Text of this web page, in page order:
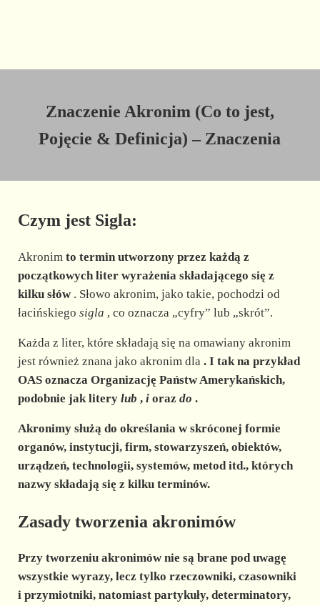
Znaczenie Akronim (Co to jest,
Pojęcie & Definicja) – Znaczenia
Czym jest Sigla:
Akronim to termin utworzony przez każdą z
początkowych liter wyrażenia składającego się z
kilku słów. Słowo akronim, jako takie, pochodzi od
łacińskiego sigla , co oznacza „cyfry” lub „skrót”.
Każda z liter, które składają się na omawiany akronim
jest również znana jako akronim dla . I tak na przykład
OAS oznacza Organizację Państw Amerykańskich,
podobnie jak litery lub , ioraz do .
Akronimy służą do określania w skróconej formie
organów, instytucji, firm, stowarzyszeń, obiektów,
urządzeń, technologii, systemów, metod itd., których
nazwy składają się z kilku terminów.
Zasady tworzenia akronimów
Przy tworzeniu akronimów nie są brane pod uwagę
wszystkie wyrazy, lecz tylko rzeczowniki, czasowniki
i przymiotniki, natomiast partykuły, determinatory,